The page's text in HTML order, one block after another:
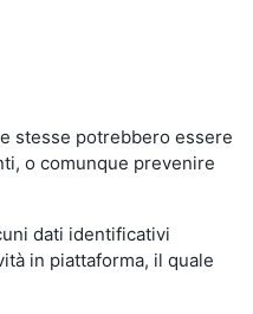
stesse potrebbero essere
o comunque prevenire
dati identificativi
in piattaforma, il quale